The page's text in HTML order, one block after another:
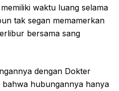
waktu luang selama
tak segan memamerkan
bersama sang
dengan Dokter
bahwa hubungannya hanya